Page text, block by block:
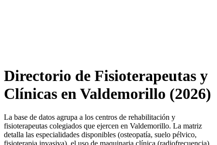
Directorio de Fisioterapeutas y
Clínicas en Valdemorillo (2026)
La base de datos agrupa a los centros de rehabilitación y
fisioterapeutas colegiados que ejercen en Valdemorillo. La matriz
detalla las especialidades disponibles (osteopatía, suelo pélvico,